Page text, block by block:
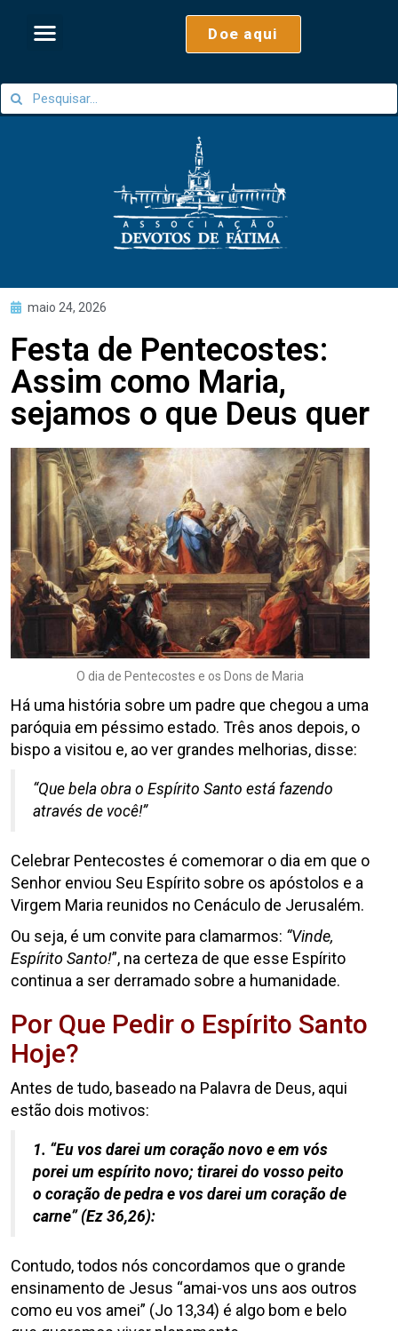
Doe aqui
maio 24, 2026
Festa de Pentecostes:
Assim como Maria,
sejamos o que Deus quer
O dia de Pentecostes e os Dons de Maria
Há uma história sobre um padre que chegou a uma
paróquia em péssimo estado. Três anos depois, o
bispo a visitou e, ao ver grandes melhorias, disse:
“Que bela obra o Espírito Santo está fazendo
através de você!”
Celebrar Pentecostes é comemorar o dia em que o
Senhor enviou Seu Espírito sobre os apóstolos e a
Virgem Maria reunidos no Cenáculo de Jerusalém.
Ou seja, é um convite para clamarmos: “Vinde,
Espírito Santo!”, na certeza de que esse Espírito
continua a ser derramado sobre a humanidade.
Por Que Pedir o Espírito Santo
Hoje?
Antes de tudo, baseado na Palavra de Deus, aqui
estão dois motivos:
1. “Eu vos darei um coração novo e em vós
porei um espírito novo; tirarei do vosso peito
o coração de pedra e vos darei um coração de
carne” (Ez 36,26):
Contudo, todos nós concordamos que o grande
ensinamento de Jesus “amai-vos uns aos outros
como eu vos amei” (Jo 13,34) é algo bom e belo